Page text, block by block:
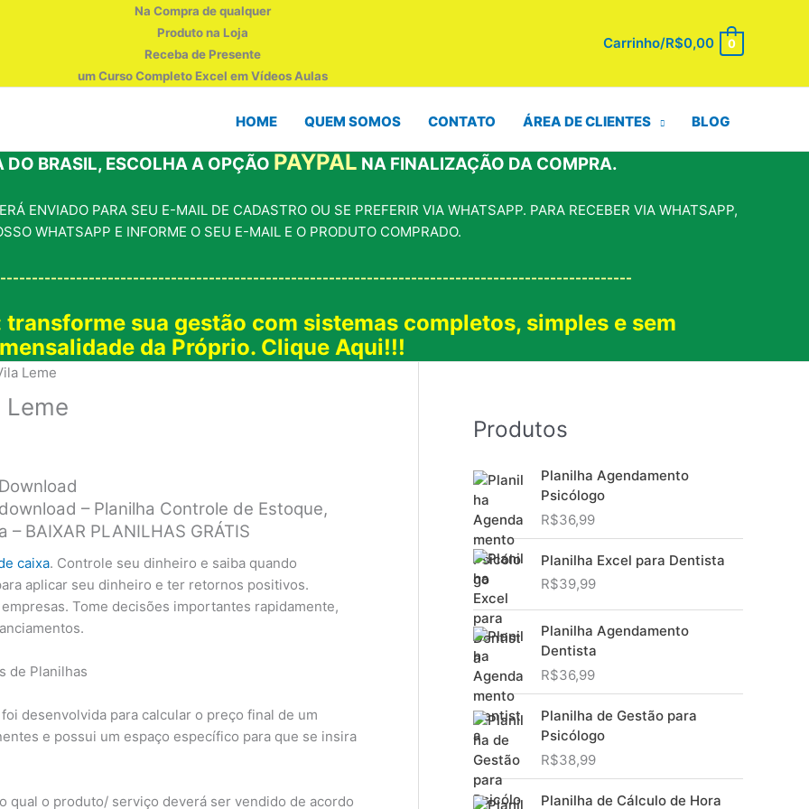
Na Compra de qualquer
Produto na Loja
Receba de Presente
um Curso Completo Excel em Vídeos Aulas
Carrinho/R$0,00 0
HOME QUEM SOMOS CONTATO ÁREA DE CLIENTES BLOG
DO BRASIL, ESCOLHA A OPÇÃO PAYPAL NA FINALIZAÇÃO DA COMPRA.
ENVIADO PARA SEU E-MAIL DE CADASTRO OU SE PREFERIR VIA WHATSAPP. PARA RECEBER VIA WHATSAPP,
WHATSAPP E INFORME O SEU E-MAIL E O PRODUTO COMPRADO.
sua gestão com sistemas completos, simples e sem
mensalidade da Próprio. Clique Aqui!!!
Leme
Leme
– Planilha Controle de Estoque,
BAIXAR PLANILHAS GRÁTIS
caixa. Controle seu dinheiro e saiba quando
aplicar seu dinheiro e ter retornos positivos.
Tome decisões importantes rapidamente,
desenvolvida para calcular o preço final de um
e possui um espaço específico para que se insira
qual o produto/ serviço deverá ser vendido de acordo
Produtos
Planilha Agendamento
Psicólogo
R$36,99
Planilha Excel para Dentista
R$39,99
Planilha Agendamento
Dentista
R$36,99
Planilha de Gestão para
Psicólogo
R$38,99
Planilha de Cálculo de Hora